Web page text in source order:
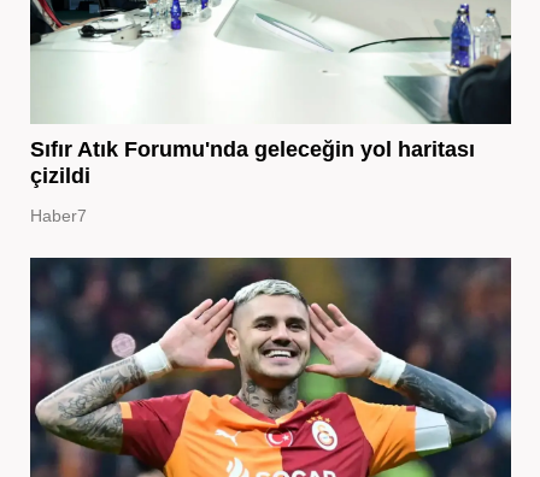
Sıfır Atık Forumu'nda geleceğin yol haritası
çizildi
Haber7